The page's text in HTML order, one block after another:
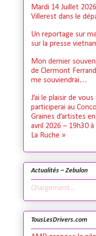
Mardi 14 Juillet
Villerest dans le
Un reportage sur
sur la presse
Mon dernier
de Clermont
me souviendrai…
J’ai le plaisir de
participerai au
Graines d’artistes
avril 2026 – 19h30
La Ruche »
Actualités – Zebulon
Chargement...
TousLesDrivers.com